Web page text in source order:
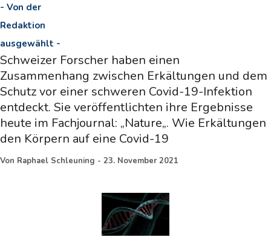
- Von der
Redaktion
ausgewählt -
Schweizer Forscher haben einen
Zusammenhang zwischen Erkältungen und dem
Schutz vor einer schweren Covid-19-Infektion
entdeckt. Sie veröffentlichten ihre Ergebnisse
heute im Fachjournal: „Nature„. Wie Erkältungen
den Körpern auf eine Covid-19
Von Raphael Schleuning - 23. November 2021